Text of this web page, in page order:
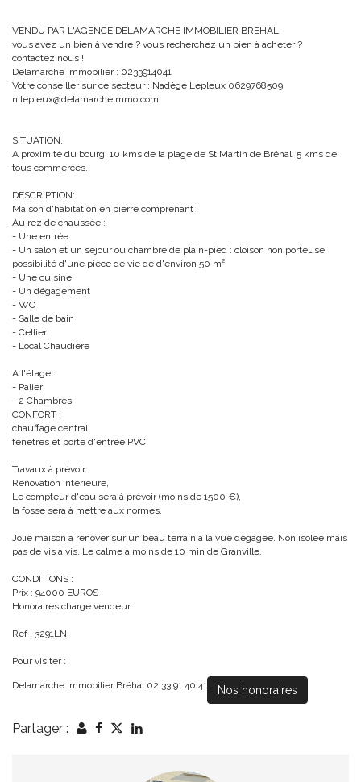
VENDU PAR L'AGENCE DELAMARCHE IMMOBILIER BREHAL
vous avez un bien à vendre ? vous recherchez un bien à acheter ?
contactez nous !
Delamarche immobilier : 0233914041
Votre conseiller sur ce secteur : Nadège Lepleux 0629768509
n.lepleux@delamarcheimmo.com
SITUATION:
A proximité du bourg, 10 kms de la plage de St Martin de Bréhal, 5 kms de
tous commerces.
DESCRIPTION:
Maison d'habitation en pierre comprenant :
Au rez de chaussée :
- Une entrée
- Un salon et un séjour ou chambre de plain-pied : cloison non porteuse,
possibilité d'une pièce de vie de d'environ 50 m²
- Une cuisine
- Un dégagement
- WC
- Salle de bain
- Cellier
- Local Chaudière
A l'étage :
- Palier
- 2 Chambres
CONFORT :
chauffage central,
fenêtres et porte d'entrée PVC.
Travaux à prévoir :
Rénovation intérieure,
Le compteur d'eau sera à prévoir (moins de 1500 €),
la fosse sera à mettre aux normes.
Jolie maison à rénover sur un beau terrain à la vue dégagée. Non isolée mais
pas de vis à vis. Le calme à moins de 10 min de Granville.
CONDITIONS :
Prix : 94000 EUROS
Honoraires charge vendeur
Ref : 3291LN
Pour visiter :
Delamarche immobilier Bréhal 02 33 91 40 41 Nos honoraires
Partager :